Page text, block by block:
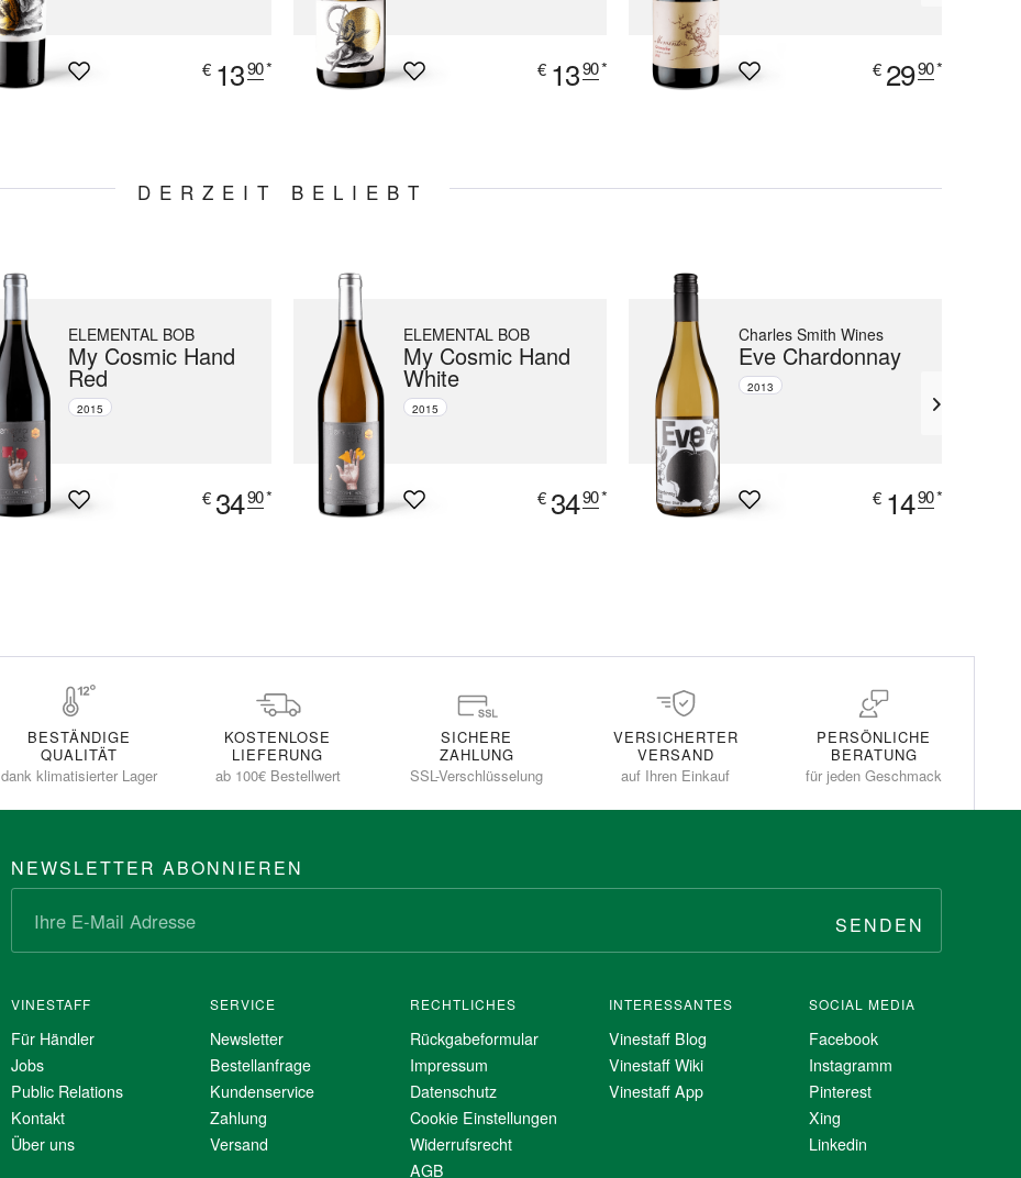
€ 1390* € 1390* € 2990*
DERZEIT BELIEBT
ELEMENTAL BOB
My Cosmic Hand
Red
2015
€ 3490*
ELEMENTAL BOB
My Cosmic Hand
White
2015
€ 3490*
Charles Smith Wines
Eve Chardonnay
2013
€ 1490*
BESTÄNDIGE
QUALITÄT
dank klimatisierter Lager
KOSTENLOSE
LIEFERUNG
ab 100€ Bestellwert
SICHERE
ZAHLUNG
SSL-Verschlüsselung
VERSICHERTER
VERSAND
auf Ihren Einkauf
PERSÖNLICHE
BERATUNG
für jeden Geschmack
NEWSLETTER ABONNIEREN
SENDEN
VINESTAFF
Für Händler
Jobs
Public Relations
Kontakt
Über uns
SERVICE
Newsletter
Bestellanfrage
Kundenservice
Zahlung
Versand
RECHTLICHES
Rückgabeformular
Impressum
Datenschutz
Cookie Einstellungen
Widerrufsrecht
AGB
INTERESSANTES
Vinestaff Blog
Vinestaff Wiki
Vinestaff App
SOCIAL MEDIA
Facebook
Instagramm
Pinterest
Xing
Linkedin